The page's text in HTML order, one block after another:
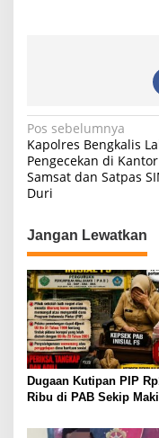
N
a
v
g
a
s
i
p
o
s
Pos sebelumnya
Kapolres Bengkalis
Pengecekan di Kantor
Samsat dan Satpas
Duri
Jangan Lewatkan
Dugaan Kutipan PIP
Ribu di PAB Sekip
Segera Usut